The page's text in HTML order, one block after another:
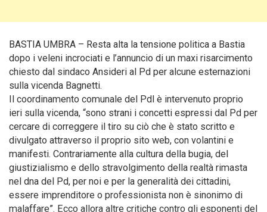
BASTIA UMBRA – Resta alta la tensione politica a Bastia
dopo i veleni incrociati e l’annuncio di un maxi risarcimento
chiesto dal sindaco Ansideri al Pd per alcune esternazioni
sulla vicenda Bagnetti.
Il coordinamento comunale del Pdl è intervenuto proprio
ieri sulla vicenda, “sono strani i concetti espressi dal Pd per
cercare di correggere il tiro su ciò che è stato scritto e
divulgato attraverso il proprio sito web, con volantini e
manifesti. Contrariamente alla cultura della bugia, del
giustizialismo e dello stravolgimento della realtà rimasta
nel dna del Pd, per noi e per la generalità dei cittadini,
essere imprenditore o professionista non è sinonimo di
malaffare”. Ecco allora altre critiche contro gli esponenti del